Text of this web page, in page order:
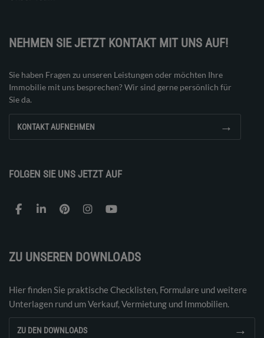
NEHMEN SIE JETZT KONTAKT MIT UNS AUF!
Sie haben Fragen zu unseren Leistungen oder möchten Ihre
Immobilie mit uns besprechen? Wir sind gerne persönlich für
Sie da.
KONTAKT AUFNEHMEN →
FOLGEN SIE UNS JETZT AUF
ZU UNSEREN DOWNLOADS
Hier finden Sie praktische Checklisten, Formulare und weitere
Unterlagen rund um Verkauf, Vermietung und Immobilien.
ZU DEN DOWNLOADS →